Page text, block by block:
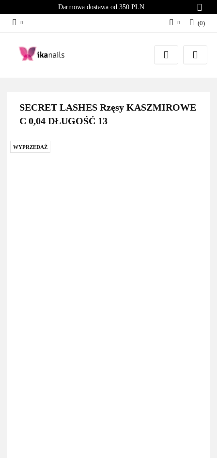
Darmowa dostawa od 350 PLN
Zaloguj się
Załóż konto
(0)
SECRET LASHES Rzęsy KASZMIROWE
C 0,04 DŁUGOŚĆ 13
WYPRZEDAŻ